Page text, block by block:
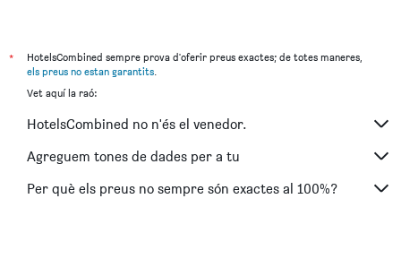
*
HotelsCombined sempre prova d'oferir preus exactes; de totes maneres,
els preus no estan garantits.
Vet aquí la raó:
HotelsCombined no n'és el venedor.
Agreguem tones de dades per a tu
Per què els preus no sempre són exactes al 100%?